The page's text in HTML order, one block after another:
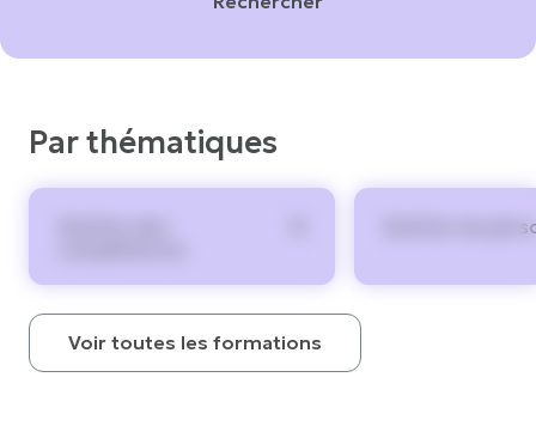
Par thématiques
Gestion du
Voir toutes les formations